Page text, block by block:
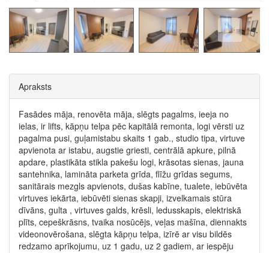
Apraksts
Fasādes māja, renovēta māja, slēgts pagalms, ieeja no
ielas, ir lifts, kāpņu telpa pēc kapitālā remonta, logi vērsti uz
pagalma pusi, guļamistabu skaits 1 gab., studio tipa, virtuve
apvienota ar istabu, augstie griesti, centrālā apkure, pilnā
apdare, plastikāta stikla pakešu logi, krāsotas sienas, jauna
santehnika, lamināta parketa grīda, flīžu grīdas segums,
sanitārais mezgls apvienots, dušas kabīne, tualete, iebūvēta
virtuves iekārta, iebūvēti sienas skapji, izvelkamais stūra
dīvāns, gulta , virtuves galds, krēsli, ledusskapis, elektriskā
plīts, cepeškrāsns, tvaika nosūcējs, veļas mašīna, diennakts
videonovērošana, slēgta kāpņu telpa, izīrē ar visu bildēs
redzamo aprīkojumu, uz 1 gadu, uz 2 gadiem, ar iespēju